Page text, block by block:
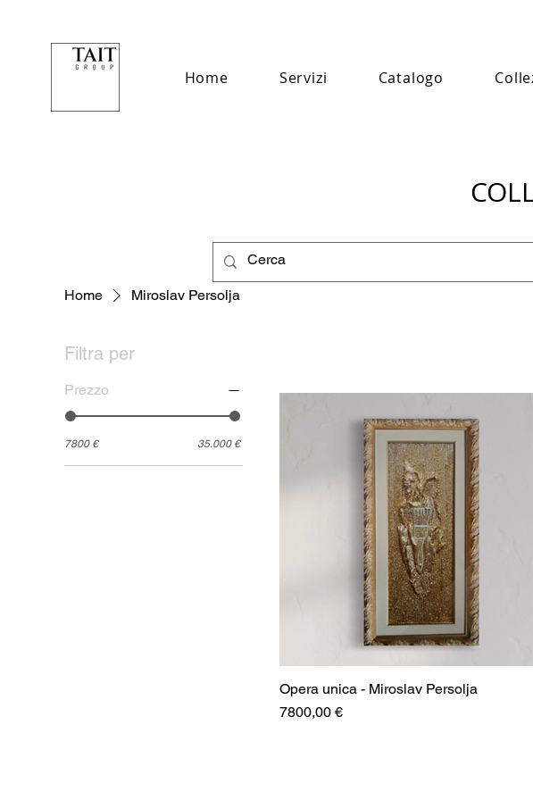
Home Servizi Catalogo
Home Miroslav Persolja
Filtra per
Prezzo
7800 € 35.000 €
Opera unica - Miroslav Persolja
Prezzo
7800,00 €